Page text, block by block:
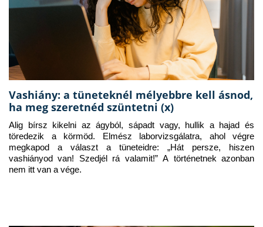
Vashiány: a tüneteknél mélyebbre kell ásnod,
ha meg szeretnéd szüntetni (x)
Alig bírsz kikelni az ágyból, sápadt vagy, hullik a hajad és
töredezik a körmöd. Elmész laborvizsgálatra, ahol végre
megkapod a választ a tüneteidre: „Hát persze, hiszen
vashiányod van! Szedjél rá valamit!” A történetnek azonban
nem itt van a vége.